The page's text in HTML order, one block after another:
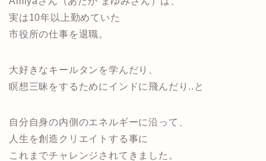
実は10年以上勤めていた
市役所の仕事を退職。
大好きなキールタンを学んだり、
瞑想三昧をするためにインドに飛んだり..と
自分自身の内側のエネルギーに沿って、
人生を創造クリエイトする事に
これまでチャレンジされてきました。